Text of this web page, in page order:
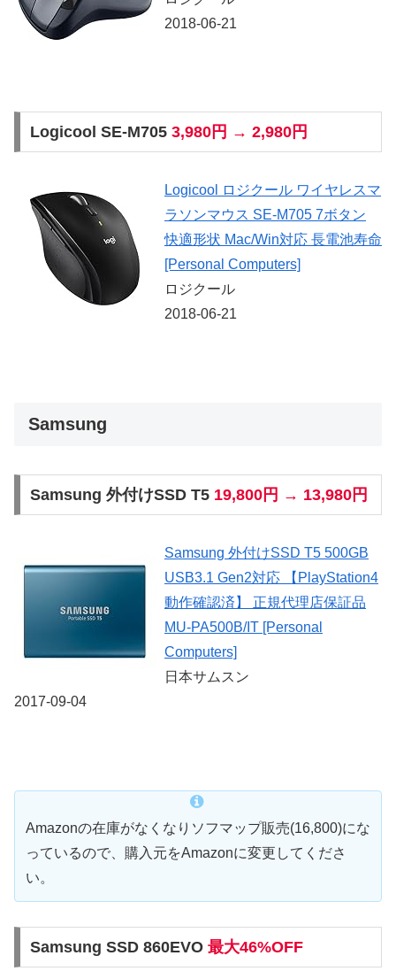
2018-06-21
Logicool SE-M705 3,980円 → 2,980円
Logicool ロジクール ワイヤレスマ
ラソンマウス SE-M705 7ボタン
快適形状 Mac/Win対応 長電池寿命
[Personal Computers]
ロジクール
2018-06-21
Samsung
Samsung 外付けSSD T5 19,800円 → 13,980円
Samsung 外付けSSD T5 500GB
USB3.1 Gen2対応 【PlayStation4
動作確認済】 正規代理店保証品
MU-PA500B/IT [Personal
Computers]
日本サムスン
2017-09-04
Amazonの在庫がなくなりソフマップ販売(16,800)にな
っているので、購入元をAmazonに変更してくださ
い。
Samsung SSD 860EVO 最大46%OFF